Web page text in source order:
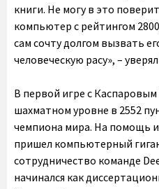
книги. Не могу в это
компьютер с рейтингом
сам сочту долгом вызвать
человеческую расу», –
В первой игре с
шахматном уровне в 2552
чемпиона мира. На помощь
пришел компьютерный
сотрудничество команде
начинался как